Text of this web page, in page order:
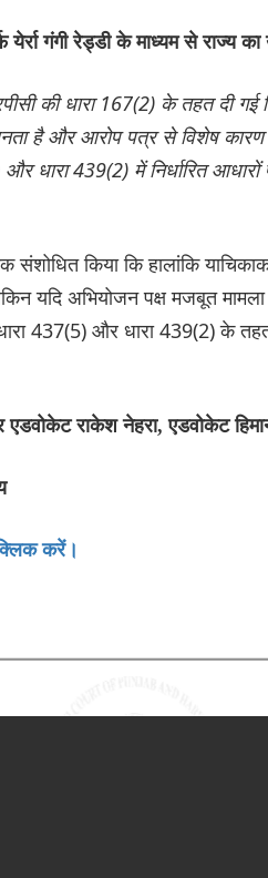
येर्रा गंगी रेड्डी के माध्यम से राज्य
की धारा 167(2) के तहत दी गई
है और आरोप पत्र से विशेष
धारा 439(2) में निर्धारित
किया कि हालांकि
यदि अभियोजन पक्ष मजबूत
437(5) और धारा 439(2) के तहत
एडवोकेट राकेश नेहरा, एडवोकेट
करें।